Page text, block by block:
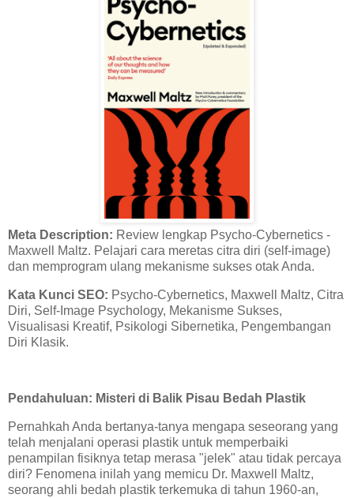
Meta Description: Review lengkap Psycho-Cybernetics -
Maxwell Maltz. Pelajari cara meretas citra diri (self-image)
dan memprogram ulang mekanisme sukses otak Anda.
Kata Kunci SEO: Psycho-Cybernetics, Maxwell Maltz, Citra
Diri, Self-Image Psychology, Mekanisme Sukses,
Visualisasi Kreatif, Psikologi Sibernetika, Pengembangan
Diri Klasik.
Pendahuluan: Misteri di Balik Pisau Bedah Plastik
Pernahkah Anda bertanya-tanya mengapa seseorang yang
telah menjalani operasi plastik untuk memperbaiki
penampilan fisiknya tetap merasa "jelek" atau tidak percaya
diri? Fenomena inilah yang memicu Dr. Maxwell Maltz,
seorang ahli bedah plastik terkemuka di tahun 1960-an,